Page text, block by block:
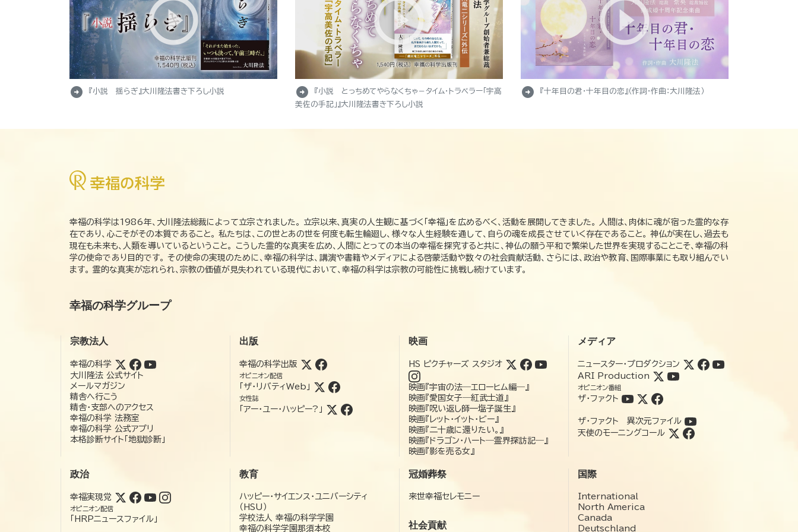
arrow_circle_right 『小説 揺らぎ』大川隆法書き下ろし小説 arrow_circle_right
『小説 とっちめてやらなくちゃ－タイム・トラベラー「宇高
美佐の手記」』大川隆法書き下ろし小説
arrow_circle_right 『十年目の君・十年目の恋』（作詞・作曲：大川隆法）
幸福の科学は1986年、大川隆法総裁によって立宗されました。 立宗以来、真実の人生観に基づく「幸福」を広めるべく、活動を展開してきました。 人間は、肉体に魂が宿った霊的な存
在であり、心こそがその本質であること。 私たちは、この世とあの世を何度も転生輪廻し、様々な人生経験を通して、自らの魂を成長させていく存在であること。 神仏が実在し、過去も
現在も未来も、人類を導いているということ。 こうした霊的な真実を広め、人間にとっての本当の幸福を探究すると共に、神仏の願う平和で繁栄した世界を実現することこそ、幸福の科
学の使命であり目的です。 その使命の実現のために、幸福の科学は、講演や書籍やメディアによる啓蒙活動や数々の社会貢献活動、さらには、政治や教育、国際事業にも取り組んでい
ます。 霊的な真実が忘れられ、宗教の価値が見失われている現代において、幸福の科学は宗教の可能性に挑戦し続けています。
幸福の科学グループ
宗教法人
幸福の科学
大川隆法 公式サイト
メールマガジン
精舎へ行こう
精舎・支部へのアクセス
幸福の科学 法務室
幸福の科学 公式アプリ
本格診断サイト「地獄診断」
出版
幸福の科学出版
オピニオン配信
「ザ・リバティWeb」
女性誌
「アー・ユー・ハッピー?」
映画
HS ピクチャーズ スタジオ
映画『宇宙の法―エローヒム編―』
映画『愛国女子―紅武士道』
映画『呪い返し師—塩子誕生』
映画『レット・イット・ビー』
映画『二十歳に還りたい。』
映画『ドラゴン・ハート―霊界探訪記―』
映画『影を売る女』
メディア
ニュースター・プロダクション
ARI Production
オピニオン番組
ザ・ファクト
ザ・ファクト 異次元ファイル
天使のモーニングコール
政治
幸福実現党
オピニオン配信
「HRPニュースファイル」
教育
ハッピー・サイエンス・ユニバーシティ
（HSU）
学校法人 幸福の科学学園
幸福の科学学園那須本校
冠婚葬祭
来世幸福セレモニー
社会貢献
国際
International
North America
Canada
Deutschland